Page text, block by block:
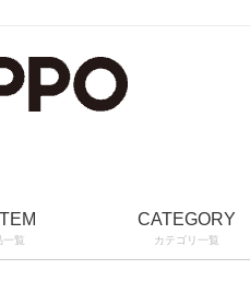
一覧
CATEGORY
カテゴリ一覧